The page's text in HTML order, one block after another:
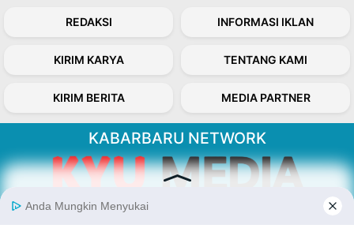
REDAKSI INFORMASI IKLAN
KIRIM KARYA TENTANG KAMI
KIRIM BERITA MEDIA PARTNER
KABARBARU NETWORK